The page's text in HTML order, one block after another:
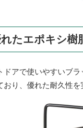
たエポキシ樹
ドアで使いやすいブ
り、優れた耐久性を